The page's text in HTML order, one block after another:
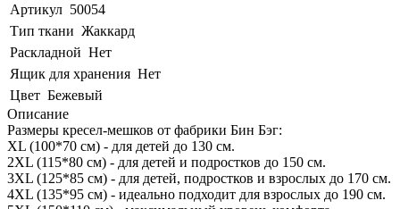
Артикул 50054
Тип ткани Жаккард
Раскладной Нет
Ящик для хранения Нет
Цвет Бежевый
Описание
Размеры кресел-мешков от фабрики Бин Бэг:
XL (100*70 см) - для детей до 130 см.
2XL (115*80 см) - для детей и подростков до 150 см.
3XL (125*85 см) - для детей, подростков и взрослых до 170 см.
4XL (135*95 см) - идеально подходит для взрослых до 190 см.